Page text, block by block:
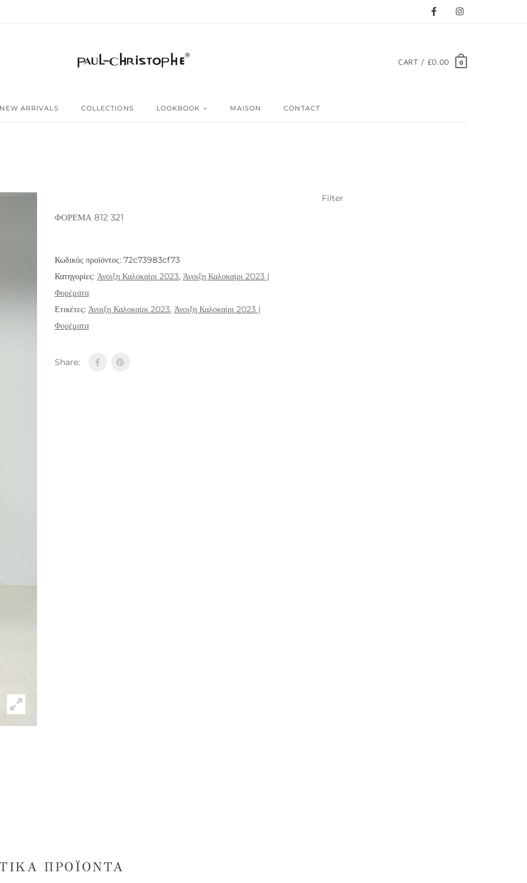
0
CART / £0.00
NEW ARRIVALS COLLECTIONS LOOKBOOK MAISON CONTACT
ΦΟΡΕΜΑ 812 321
Κωδικός προϊόντος: 72c73983cf73
Κατηγορίες: Άνοιξη Καλοκαίρι 2023, Άνοιξη Καλοκαίρι 2023 |
Φορέματα
Ετικέτες: Άνοιξη Καλοκαίρι 2023, Άνοιξη Καλοκαίρι 2023 |
Φορέματα
Share:
ΠΡΟΪΌΝΤΑ
Filter